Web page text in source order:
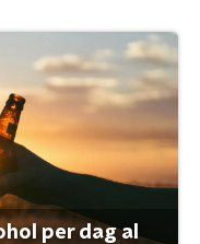
per dag al